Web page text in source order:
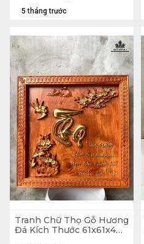
5 tháng trước
Tranh Chữ Thọ Gỗ Hương
Đá Kích Thước 61x61x4